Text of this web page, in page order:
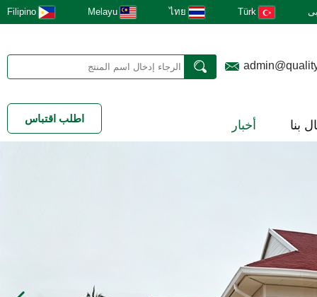
Türk
ไทย
Melayu
Filipino
بنا أخبار اطلب اقتباس